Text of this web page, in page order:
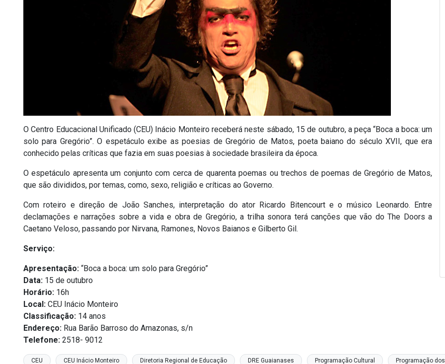
O Centro Educacional Unificado (CEU) Inácio Monteiro receberá neste sábado, 15 de outubro, a peça “Boca a boca: um
solo para Gregório”. O espetáculo exibe as poesias de Gregório de Matos, poeta baiano do século XVII, que era
conhecido pelas críticas que fazia em suas poesias à sociedade brasileira da época.
O espetáculo apresenta um conjunto com cerca de quarenta poemas ou trechos de poemas de Gregório de Matos,
que são divididos, por temas, como, sexo, religião e críticas ao Governo.
Com roteiro e direção de João Sanches, interpretação do ator Ricardo Bitencourt e o músico Leonardo. Entre
declamações e narrações sobre a vida e obra de Gregório, a trilha sonora terá canções que vão do The Doors a
Caetano Veloso, passando por Nirvana, Ramones, Novos Baianos e Gilberto Gil.
Serviço:
Apresentação: “Boca a boca: um solo para Gregório”
Data: 15 de outubro
Horário: 16h
Local: CEU Inácio Monteiro
Classificação: 14 anos
Endereço: Rua Barão Barroso do Amazonas, s/n
Telefone: 2518- 9012
CEU CEU Inácio Monteiro Diretoria Regional de Educação DRE Guaianases Programação Cultural Programação